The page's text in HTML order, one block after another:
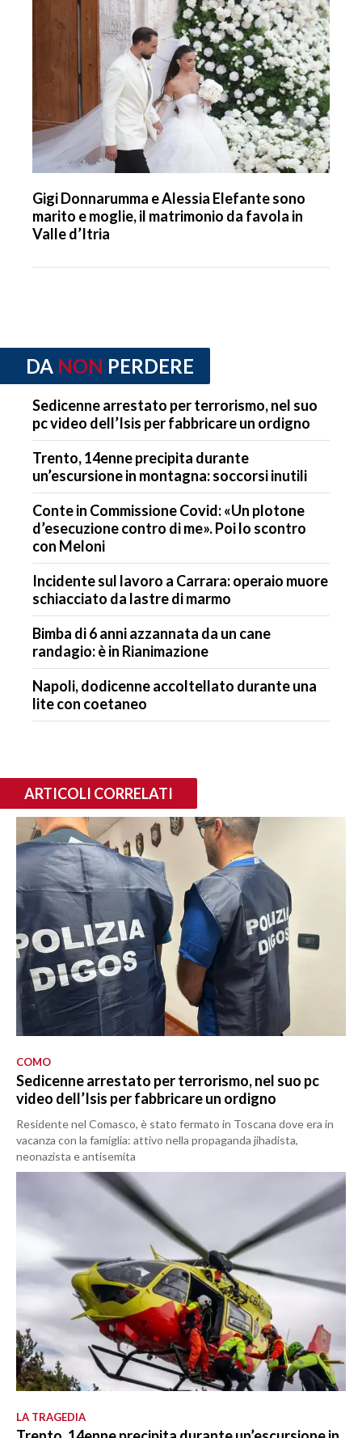
Gigi Donnarumma e Alessia Elefante sono
marito e moglie, il matrimonio da favola in
Valle d’Itria
DA NON PERDERE
Sedicenne arrestato per terrorismo, nel suo
pc video dell’Isis per fabbricare un ordigno
Trento, 14enne precipita durante
un’escursione in montagna: soccorsi inutili
Conte in Commissione Covid: «Un plotone
d’esecuzione contro di me». Poi lo scontro
con Meloni
Incidente sul lavoro a Carrara: operaio muore
schiacciato da lastre di marmo
Bimba di 6 anni azzannata da un cane
randagio: è in Rianimazione
Napoli, dodicenne accoltellato durante una
lite con coetaneo
ARTICOLI CORRELATI
COMO
Sedicenne arrestato per terrorismo, nel suo pc
video dell’Isis per fabbricare un ordigno
Residente nel Comasco, è stato fermato in Toscana dove era in
vacanza con la famiglia: attivo nella propaganda jihadista,
neonazista e antisemita
LA TRAGEDIA